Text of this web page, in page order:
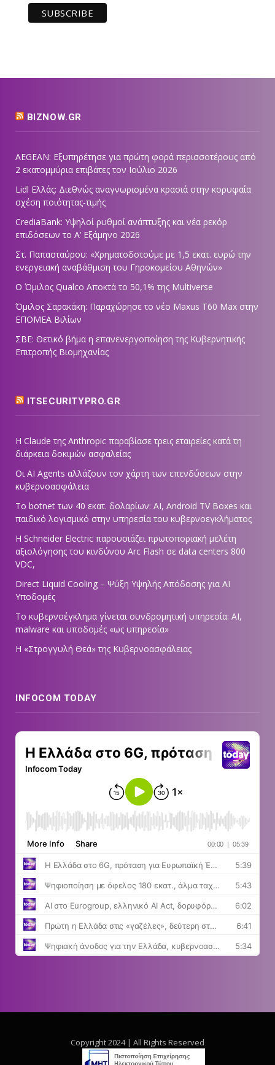
BIZNOW.GR
AEGEAN: Εξυπηρέτησε για πρώτη φορά περισσοτέρους από
2 εκατομμύρια επιβάτες τον Ιούλιο 2026
Lidl Ελλάς: Διεθνώς αναγνωρισμένα κρασιά στην κορυφαία
σχέση ποιότητας-τιμής
CrediaBank: Υψηλοί ρυθμοί ανάπτυξης και νέα ρεκόρ
επιδόσεων το Α’ Εξάμηνο 2026
Στ. Παπασταύρου: «Χρηματοδοτούμε με 1,5 εκατ. ευρώ την
ενεργειακή αναβάθμιση του Γηροκομείου Αθηνών»
Ο Όμιλος Qualco Αποκτά το 50,1% της Multiverse
Όμιλος Σαρακάκη: Παραχώρησε το νέο Maxus T60 Max στην
ΕΠΟΜΕΑ Βιλίων
ΣΒΕ: Θετικό βήμα η επανενεργοποίηση της Κυβερνητικής
Επιτροπής Βιομηχανίας
ITSECURITYPRO.GR
Η Claude της Anthropic παραβίασε τρεις εταιρείες κατά τη
διάρκεια δοκιμών ασφαλείας
Οι AI Agents αλλάζουν τον χάρτη των επενδύσεων στην
κυβερνοασφάλεια
Το botnet των 40 εκατ. δολαρίων: AI, Android TV Boxes και
παιδικό λογισμικό στην υπηρεσία του κυβερνοεγκλήματος
Η Schneider Electric παρουσιάζει πρωτοποριακή μελέτη
αξιολόγησης του κινδύνου Arc Flash σε data centers 800
VDC,
Direct Liquid Cooling – Ψύξη Υψηλής Απόδοσης για AI
Υποδομές
Το κυβερνοέγκλημα γίνεται συνδρομητική υπηρεσία: AI,
malware και υποδομές «ως υπηρεσία»
Η «Στρογγυλή Θεά» της Κυβερνοασφάλειας
INFOCOM TODAY
Copyright 2024 | All Rights Reserved